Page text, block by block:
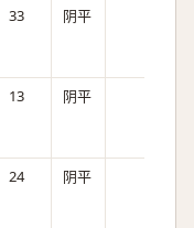
33 阴平
13 阴平
24 阴平